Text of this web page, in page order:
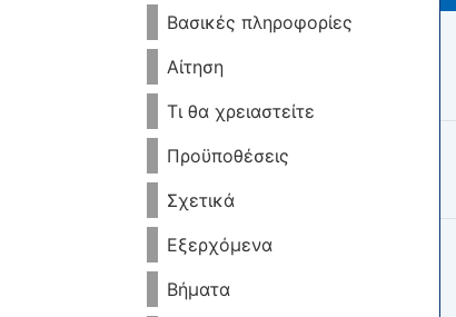
Βασικές πληροφορίες
Αίτηση
Τι θα χρειαστείτε
Προϋποθέσεις
Σχετικά
Εξερχόμενα
Βήματα